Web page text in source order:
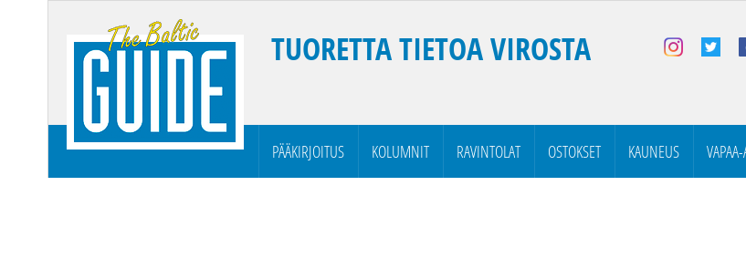
TUORETTA TIETOA VIROSTA
PÄÄKIRJOITUS KOLUMNIT RAVINTOLAT OSTOKSET KAUNEUS